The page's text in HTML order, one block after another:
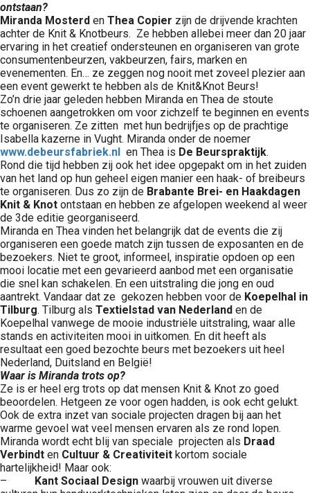
ontstaan?
Miranda Mosterd en Thea Copier zijn de drijvende krachten
achter de Knit & Knotbeurs. Ze hebben allebei meer dan 20 jaar
ervaring in het creatief ondersteunen en organiseren van grote
consumentenbeurzen, vakbeurzen, fairs, marken en
evenementen. En… ze zeggen nog nooit met zoveel plezier aan
een event gewerkt te hebben als de Knit&Knot Beurs!
Zo’n drie jaar geleden hebben Miranda en Thea de stoute
schoenen aangetrokken om voor zichzelf te beginnen en events
te organiseren. Ze zitten met hun bedrijfjes op de prachtige
Isabella kazerne in Vught. Miranda onder de noemer
www.debeursfabriek.nl en Thea is De Beurspraktijk.
Rond die tijd hebben zij ook het idee opgepakt om in het zuiden
van het land op hun geheel eigen manier een haak- of breibeurs
te organiseren. Dus zo zijn de Brabante Brei- en Haakdagen
Knit & Knot ontstaan en hebben ze afgelopen weekend al weer
de 3de editie georganiseerd.
Miranda en Thea vinden het belangrijk dat de events die zij
organiseren een goede match zijn tussen de exposanten en de
bezoekers. Niet te groot, informeel, inspiratie opdoen op een
mooi locatie met een gevarieerd aanbod met een organisatie
die snel kan schakelen. En een uitstraling die jong en oud
aantrekt. Vandaar dat ze gekozen hebben voor de Koepelhal in
Tilburg. Tilburg als Textielstad van Nederland en de
Koepelhal vanwege de mooie industriële uitstraling, waar alle
stands en activiteiten mooi in uitkomen. En dit heeft als
resultaat een goed bezochte beurs met bezoekers uit heel
Nederland, Duitsland en België!
Waar is Miranda trots op?
Ze is er heel erg trots op dat mensen Knit & Knot zo goed
beoordelen. Hetgeen ze voor ogen hadden, is ook echt gelukt.
Ook de extra inzet van sociale projecten dragen bij aan het
warme gevoel wat veel mensen ervaren als ze rond lopen.
Miranda wordt echt blij van speciale projecten als Draad
Verbindt en Cultuur & Creativiteit kortom sociale
hartelijkheid! Maar ook:
–
Kant Sociaal Design waarbij vrouwen uit diverse